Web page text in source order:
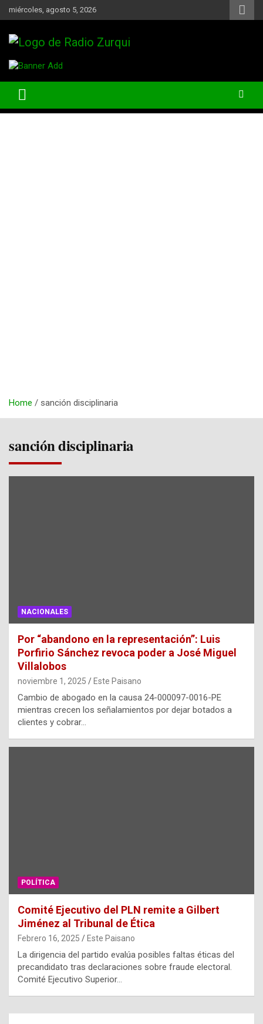
to
miércoles, agosto 5, 2026
Radio Zurqui
Home sanción disciplinaria
sanción disciplinaria
NACIONALES
Por “abandono en la representación”: Luis
Porfirio Sánchez revoca poder a José Miguel
Villalobos
noviembre 1, 2025 Este Paisano
Cambio de abogado en la causa 24-000097-0016-PE
mientras crecen los señalamientos por dejar botados a
clientes y cobrar…
POLÍTICA
Comité Ejecutivo del PLN remite a Gilbert
Jiménez al Tribunal de Ética
Febrero 16, 2025 Este Paisano
La dirigencia del partido evalúa posibles faltas éticas del
precandidato tras declaraciones sobre fraude electoral.
Comité Ejecutivo Superior…